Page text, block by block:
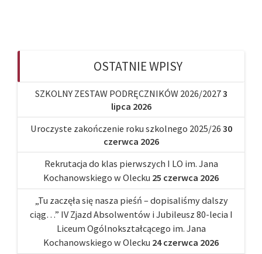
OSTATNIE WPISY
SZKOLNY ZESTAW PODRĘCZNIKÓW 2026/20273
lipca 2026
Uroczyste zakończenie roku szkolnego 2025/26 30
czerwca 2026
Rekrutacja do klas pierwszych I LO im. Jana
Kochanowskiego w Olecku 25 czerwca 2026
„Tu zaczęła się nasza pieśń – dopisaliśmy dalszy
ciąg…” IV Zjazd Absolwentów i Jubileusz 80-lecia I
Liceum Ogólnokształcącego im. Jana
Kochanowskiego w Olecku 24 czerwca 2026